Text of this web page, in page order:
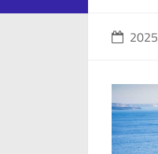
2025